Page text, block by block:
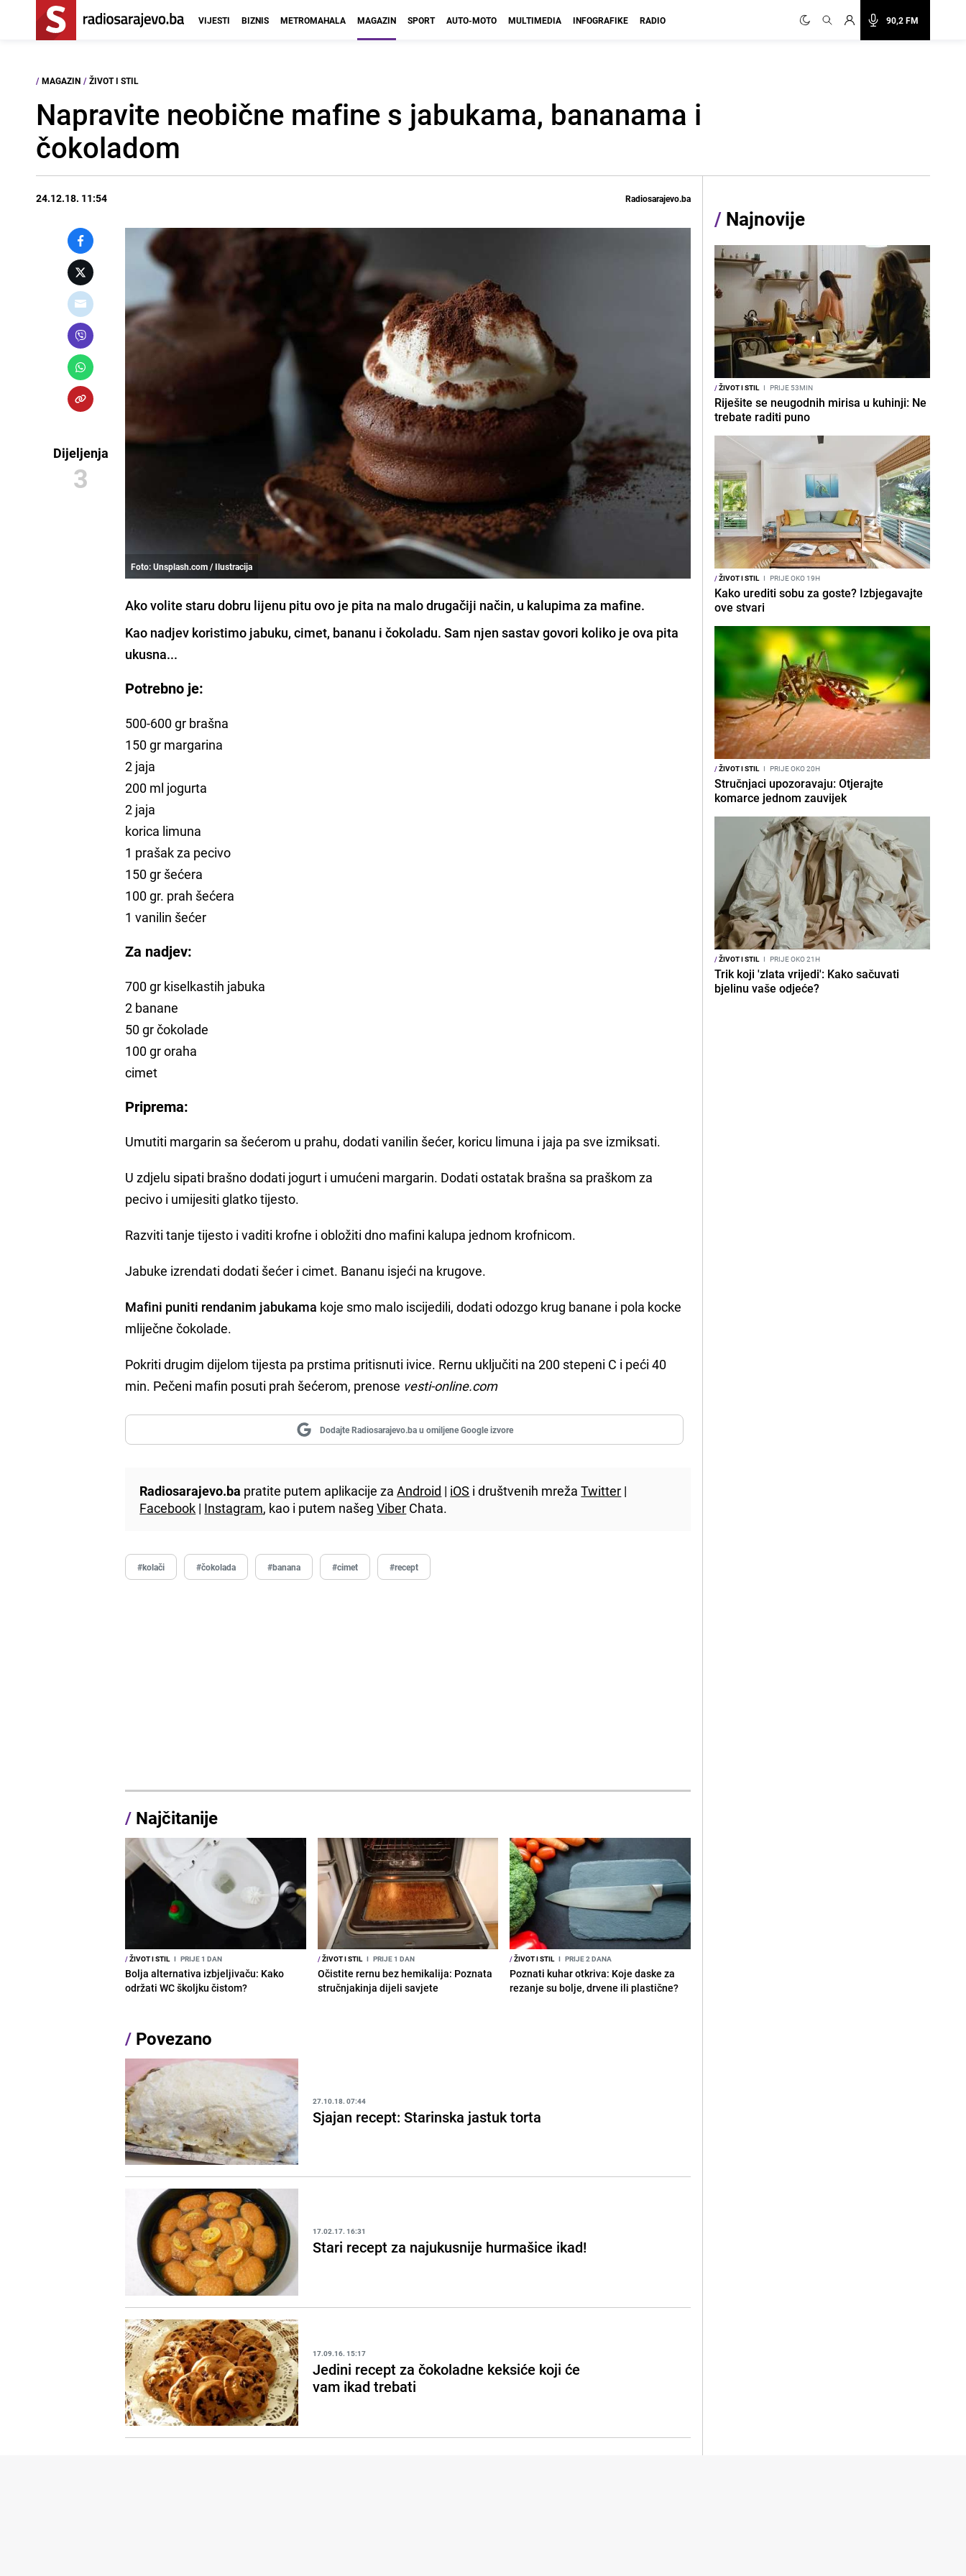
90,2 FM
VIJESTI BIZNIS METROMAHALA MAGAZIN SPORT AUTO-MOTO MULTIMEDIA INFOGRAFIKE RADIO
/ MAGAZIN / ŽIVOT I STIL
Napravite neobične mafine s jabukama, bananama i
čokoladom
24.12.18. 11:54 Radiosarajevo.ba
Dijeljenja
3
Foto: Unsplash.com / Ilustracija
Ako volite staru dobru lijenu pitu ovo je pita na malo drugačiji način, u kalupima za mafine.
Kao nadjev koristimo jabuku, cimet, bananu i čokoladu. Sam njen sastav govori koliko je ova pita
ukusna...
Potrebno je:
500-600 gr brašna
150 gr margarina
2 jaja
200 ml jogurta
2 jaja
korica limuna
1 prašak za pecivo
150 gr šećera
100 gr. prah šećera
1 vanilin šećer
Za nadjev:
700 gr kiselkastih jabuka
2 banane
50 gr čokolade
100 gr oraha
cimet
Priprema:
Umutiti margarin sa šećerom u prahu, dodati vanilin šećer, koricu limuna i jaja pa sve izmiksati.
U zdjelu sipati brašno dodati jogurt i umućeni margarin. Dodati ostatak brašna sa praškom za
pecivo i umijesiti glatko tijesto.
Razviti tanje tijesto i vaditi krofne i obložiti dno mafini kalupa jednom krofnicom.
Jabuke izrendati dodati šećer i cimet. Bananu isjeći na krugove.
Mafini puniti rendanim jabukama koje smo malo iscijedili, dodati odozgo krug banane i pola kocke
mliječne čokolade.
Pokriti drugim dijelom tijesta pa prstima pritisnuti ivice. Rernu uključiti na 200 stepeni C i peći 40
min. Pečeni mafin posuti prah šećerom, prenose vesti-online.com
Dodajte Radiosarajevo.ba u omiljene Google izvore
Radiosarajevo.ba pratite putem aplikacije zaAndroid | iOS i društvenih mrežaTwitter |
Facebook | Instagram, kao i putem našegViber Chata.
#kolači #čokolada #banana #cimet #recept
/ Najčitanije
/ŽIVOT I STIL I PRIJE 1 DAN
Bolja alternativa izbjeljivaču: Kako
održati WC školjku čistom?
/ŽIVOT I STIL I PRIJE 1 DAN
Očistite rernu bez hemikalija: Poznata
stručnjakinja dijeli savjete
/ŽIVOT I STIL I PRIJE 2 DANA
Poznati kuhar otkriva: Koje daske za
rezanje su bolje, drvene ili plastične?
/ Povezano
27.10.18. 07:44
Sjajan recept: Starinska jastuk torta
17.02.17. 16:31
Stari recept za najukusnije hurmašice ikad!
17.09.16. 15:17
Jedini recept za čokoladne keksiće koji će
vam ikad trebati
/ Najnovije
/ŽIVOT I STIL I PRIJE 53MIN
Riješite se neugodnih mirisa u kuhinji: Ne
trebate raditi puno
/ŽIVOT I STIL I PRIJE OKO 19H
Kako urediti sobu za goste? Izbjegavajte
ove stvari
/ŽIVOT I STIL I PRIJE OKO 20H
Stručnjaci upozoravaju: Otjerajte
komarce jednom zauvijek
/ŽIVOT I STIL I PRIJE OKO 21H
Trik koji 'zlata vrijedi': Kako sačuvati
bjelinu vaše odjeće?